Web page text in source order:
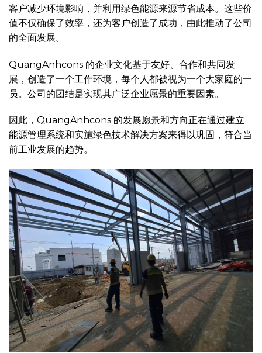
客户减少环境影响，并利用绿色能源来源节省成本。这些价
值不仅确保了效率，还为客户创造了成功，由此推动了公司
的全面发展。
QuangAnhcons 的企业文化基于友好、合作和共同发
展，创造了一个工作环境，每个人都被视为一个大家庭的一
员。公司的团结是实现其广泛企业愿景的重要因素。
因此，QuangAnhcons 的发展愿景和方向正在通过建立
能源管理系统和实施绿色技术解决方案来得以巩固，符合当
前工业发展的趋势。